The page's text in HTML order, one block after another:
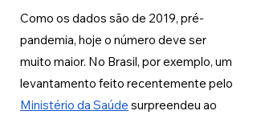
Como os dados são de 2019, pré-
pandemia, hoje o número deve ser
muito maior. No Brasil, por exemplo, um
levantamento feito recentemente pelo
Ministério da Saúde surpreendeu ao